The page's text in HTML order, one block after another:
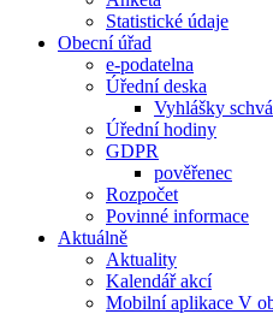
Statistické údaje
Obecní úřad
e-podatelna
Úřední deska
Vyhlášky
Úřední hodiny
GDPR
pověřenec
Rozpočet
Povinné informace
Aktuálně
Aktuality
Kalendář akcí
Mobilní aplikace V